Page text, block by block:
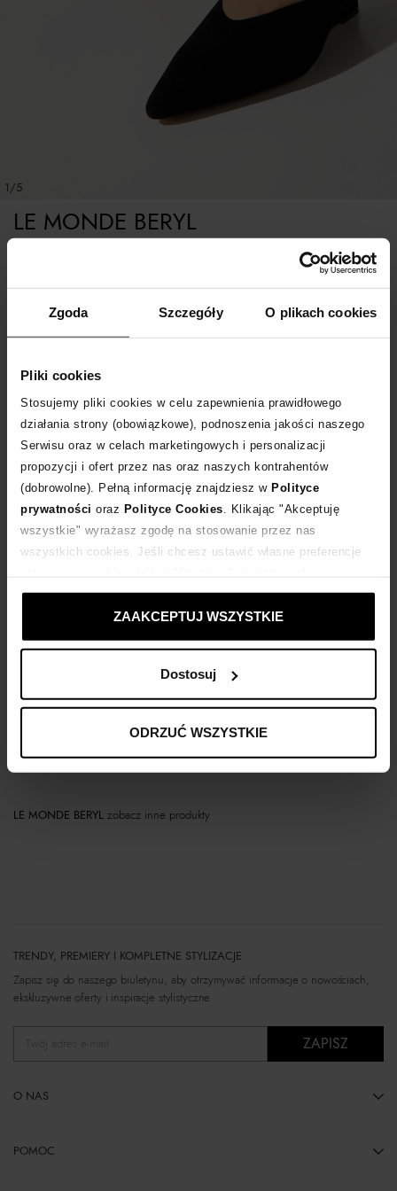
Zgoda Szczegóły O plikach cookies
Pliki cookies
Stosujemy pliki cookies w celu zapewnienia prawidłowego
działania strony (obowiązkowe), podnoszenia jakości naszego
Serwisu oraz w celach marketingowych i personalizacji
propozycji i ofert przez nas oraz naszych kontrahentów
(dobrowolne). Pełną informację znajdziesz w Polityce
prywatności oraz Polityce Cookies . Klikając "Akceptuję
wszystkie" wyrażasz zgodę na stosowanie przez nas
wszystkich cookies. Jeśli chcesz ustawić własne preferencje
ustawienia prywatności.
ZAAKCEPTUJ WSZYSTKIE
Dostosuj
ODRZUĆ WSZYSTKIE
1/5
LE MONDE BERYL
Tabela rozmiarów
WYBIERZ ROZMIAR
POWIADOM O DOSTAWIE
14 dni na zwrot towaru
Sprawdź
Kup teraz, Zapłać później!
Opis produktu
Materiał
LE MONDE BERYL zobacz inne produkty
TRENDY, PREMIERY I KOMPLETNE STYLIZACJE
Zapisz się do naszego biuletynu, aby otrzymywać informacje o nowościach,
ekskluzywne oferty i inspiracje stylistyczne.
ZAPISZ
O NAS
POMOC